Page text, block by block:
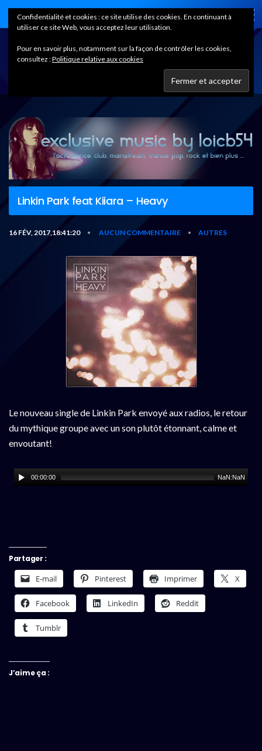
Home
Linkin Park feat Kiiara – Heavy
16 FÉV, 2017,18:41:20 • AUCUN COMMENTAIRE • AUTRES
Le nouveau single de Linkin Park envoyé aux radios, le retour
du mythique groupe avec un son plutôt étonnant, calme et
envoutant!
00:00:00 NaN:NaN
Partager :
E-mail Pinterest Imprimer X
Facebook LinkedIn Reddit
Tumblr
J’aime ça :
Confidentialité et cookies : ce site utilise des cookies. En continuant à
utiliser ce site Web, vous acceptez leur utilisation.
Pour en savoir plus, notamment sur la façon de contrôler les cookies,
consultez :Politique relative aux cookies